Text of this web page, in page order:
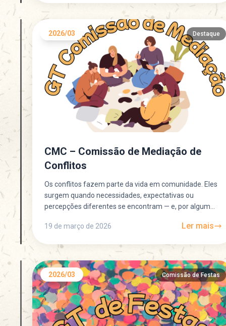
2026/03 Destaque
CMC – Comissão de Mediação de
Conflitos
Os conflitos fazem parte da vida em comunidade. Eles
surgem quando necessidades, expectativas ou
percepções diferentes se encontram — e, por algum
19 de março de 2026
Ler mais
2026/03 Comissão de Festas